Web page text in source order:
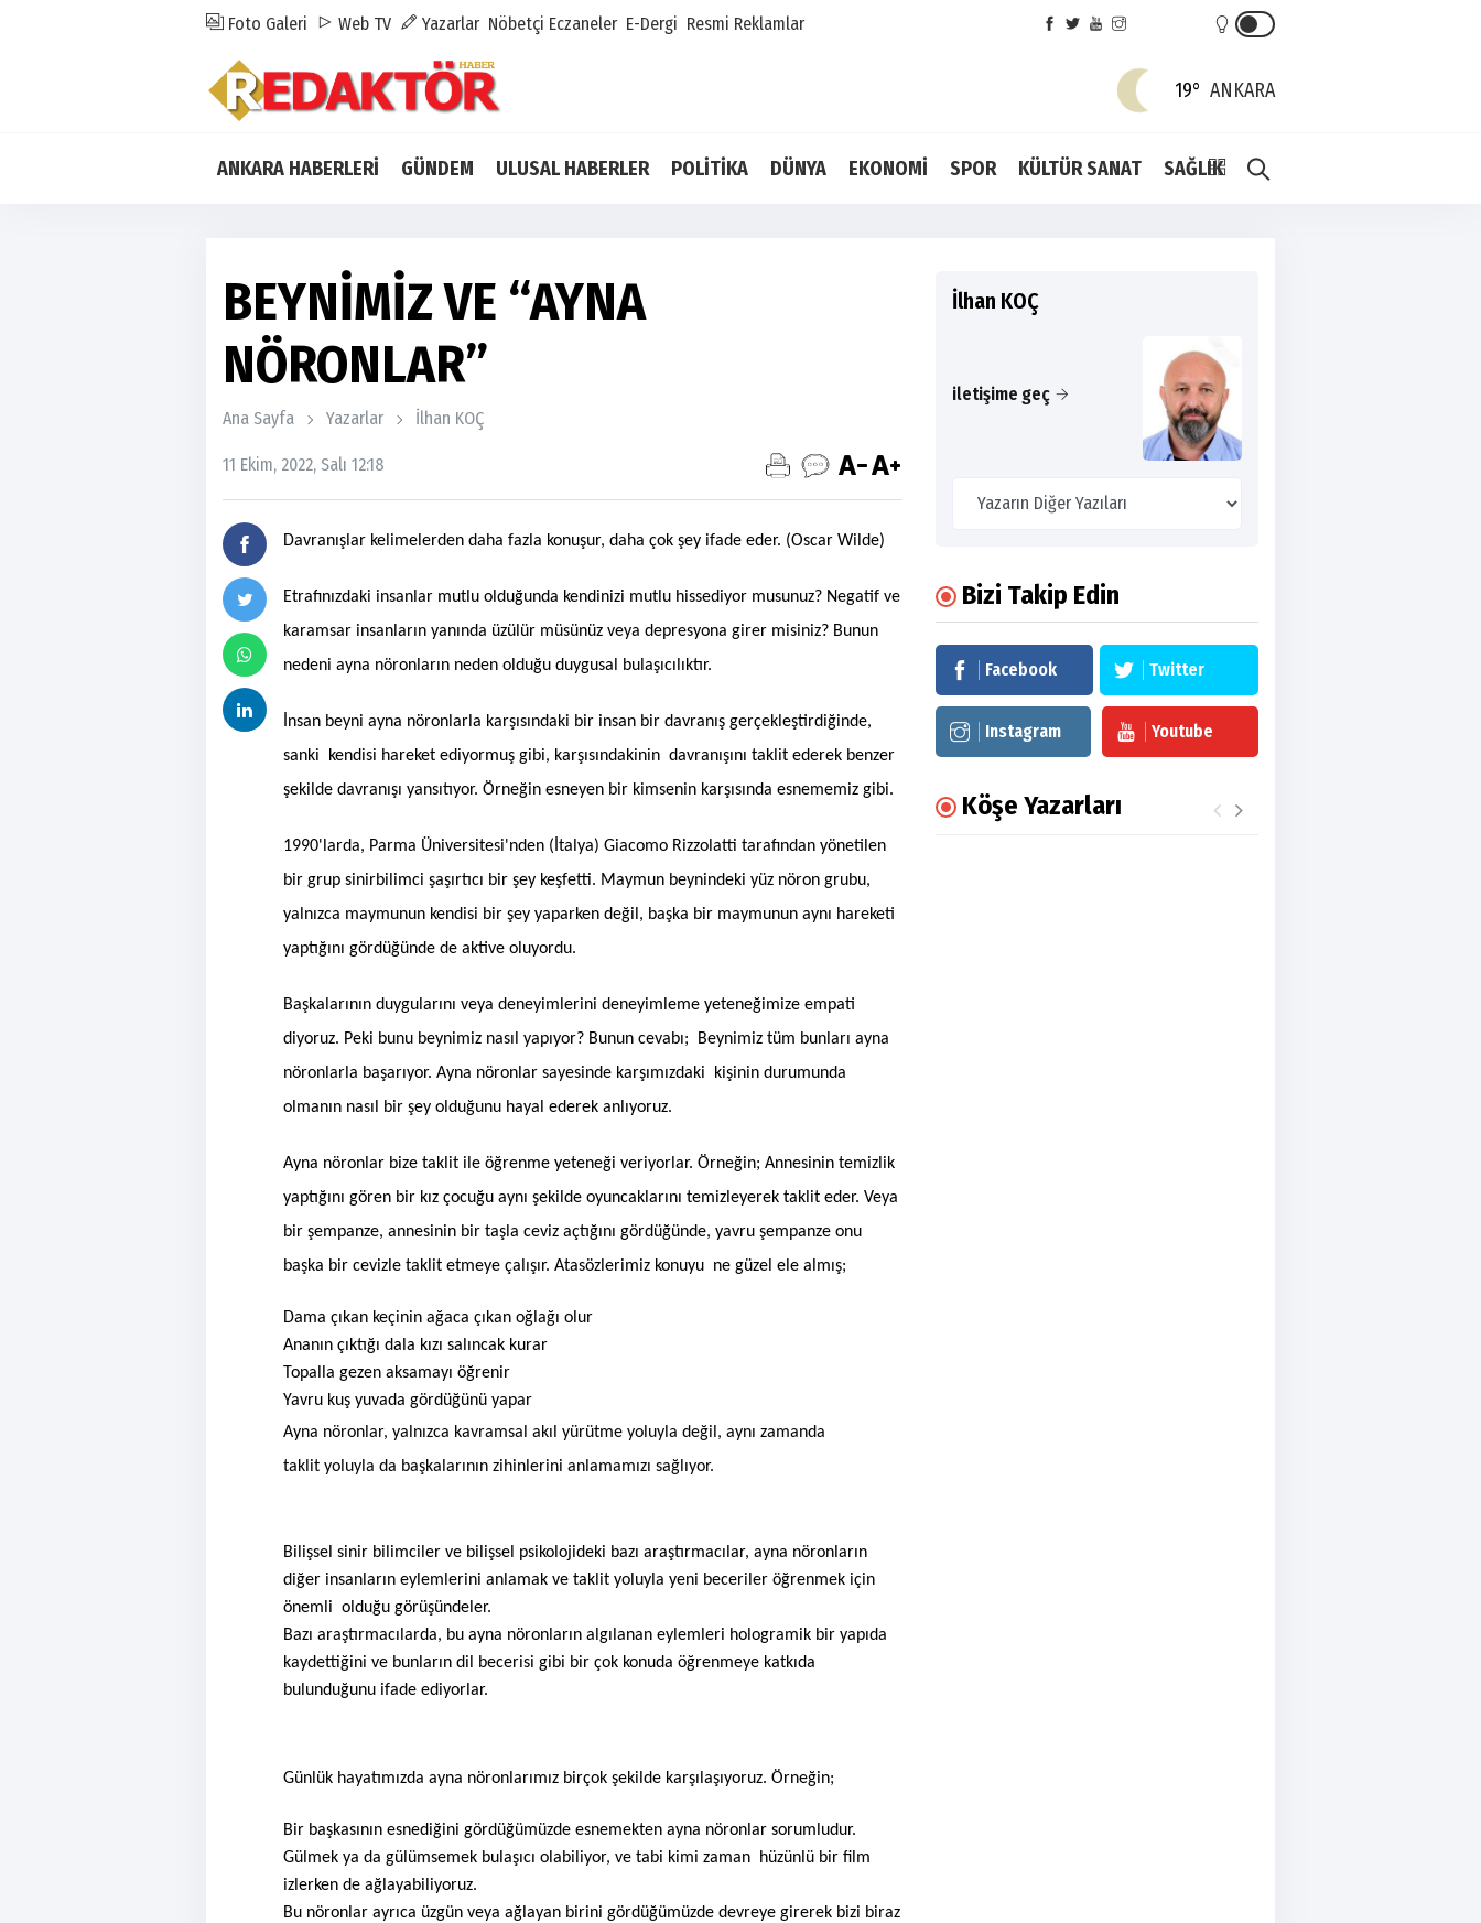
Foto Galeri Web TV Yazarlar Nöbetçi Eczaneler E-Dergi Resmi Reklamlar
19° ANKARA
ANKARA HABERLERİ GÜNDEM ULUSAL HABERLER POLİTİKA DÜNYA EKONOMİ SPOR KÜLTÜR SANAT SAĞLIK
BEYNİMİZ VE “AYNA
NÖRONLAR”
Ana Sayfa Yazarlar İlhan KOÇ
11 Ekim, 2022, Salı 12:18
Davranışlar kelimelerden daha fazla konuşur, daha çok şey ifade eder. (Oscar Wilde)
Etrafınızdaki insanlar mutlu olduğunda kendinizi mutlu hissediyor musunuz? Negatif ve
karamsar insanların yanında üzülür müsünüz veya depresyona girer misiniz? Bunun
nedeni ayna nöronların neden olduğu duygusal bulaşıcılıktır.
İnsan beyni ayna nöronlarla karşısındaki bir insan bir davranış gerçekleştirdiğinde,
sanki kendisi hareket ediyormuş gibi, karşısındakinin davranışını taklit ederek benzer
şekilde davranışı yansıtıyor. Örneğin esneyen bir kimsenin karşısında esnememiz gibi.
1990'larda, Parma Üniversitesi'nden (İtalya) Giacomo Rizzolatti tarafından yönetilen
bir grup sinirbilimci şaşırtıcı bir şey keşfetti. Maymun beynindeki yüz nöron grubu,
yalnızca maymunun kendisi bir şey yaparken değil, başka bir maymunun aynı hareketi
yaptığını gördüğünde de aktive oluyordu.
Başkalarının duygularını veya deneyimlerini deneyimleme yeteneğimize empati
diyoruz. Peki bunu beynimiz nasıl yapıyor? Bunun cevabı; Beynimiz tüm bunları ayna
nöronlarla başarıyor. Ayna nöronlar sayesinde karşımızdaki kişinin durumunda
olmanın nasıl bir şey olduğunu hayal ederek anlıyoruz.
Ayna nöronlar bize taklit ile öğrenme yeteneği veriyorlar. Örneğin; Annesinin temizlik
yaptığını gören bir kız çocuğu aynı şekilde oyuncaklarını temizleyerek taklit eder. Veya
bir şempanze, annesinin bir taşla ceviz açtığını gördüğünde, yavru şempanze onu
başka bir cevizle taklit etmeye çalışır. Atasözlerimiz konuyu ne güzel ele almış;
Dama çıkan keçinin ağaca çıkan oğlağı olur
Ananın çıktığı dala kızı salıncak kurar
Topalla gezen aksamayı öğrenir
Yavru kuş yuvada gördüğünü yapar
Ayna nöronlar, yalnızca kavramsal akıl yürütme yoluyla değil, aynı zamanda
taklit yoluyla da başkalarının zihinlerini anlamamızı sağlıyor.
Bilişsel sinir bilimciler ve bilişsel psikolojideki bazı araştırmacılar, ayna nöronların
diğer insanların eylemlerini anlamak ve taklit yoluyla yeni beceriler öğrenmek için
önemli olduğu görüşündeler.
Bazı araştırmacılarda, bu ayna nöronların algılanan eylemleri hologramik bir yapıda
kaydettiğini ve bunların dil becerisi gibi bir çok konuda öğrenmeye katkıda
bulunduğunu ifade ediyorlar.
Günlük hayatımızda ayna nöronlarımız birçok şekilde karşılaşıyoruz. Örneğin;
Bir başkasının esnediğini gördüğümüzde esnemekten ayna nöronlar sorumludur.
Gülmek ya da gülümsemek bulaşıcı olabiliyor, ve tabi kimi zaman hüzünlü bir film
izlerken de ağlayabiliyoruz.
Bu nöronlar ayrıca üzgün veya ağlayan birini gördüğümüzde devreye girerek bizi biraz
İlhan KOÇ
iletişime geç
Bizi Takip Edin
Facebook Twitter
Instagram Youtube
Köşe Yazarları